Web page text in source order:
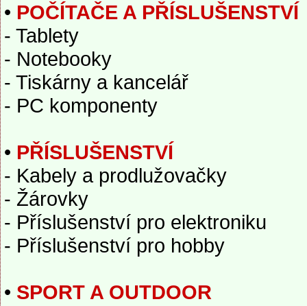
• POČÍTAČE A PŘÍSLUŠENSTVÍ
- Tablety
- Notebooky
- Tiskárny a kancelář
- PC komponenty
• PŘÍSLUŠENSTVÍ
- Kabely a prodlužovačky
- Žárovky
- Příslušenství pro elektroniku
- Příslušenství pro hobby
• SPORT A OUTDOOR